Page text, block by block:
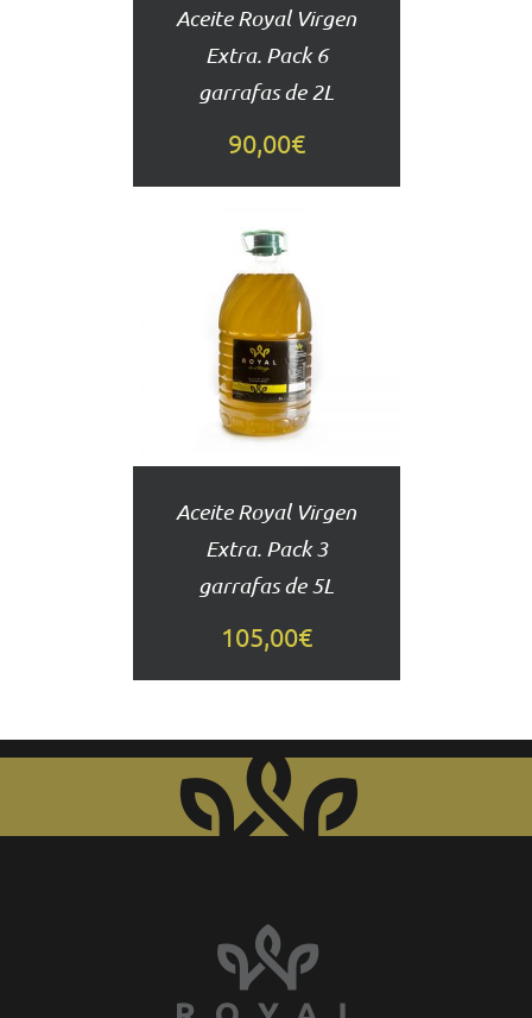
Aceite Royal Virgen
Extra. Pack 6
garrafas de 2L
90,00€
AÑADIR
CARRITO
DETALLES
Aceite Royal Virgen
Extra. Pack 3
garrafas de 5L
105,00€